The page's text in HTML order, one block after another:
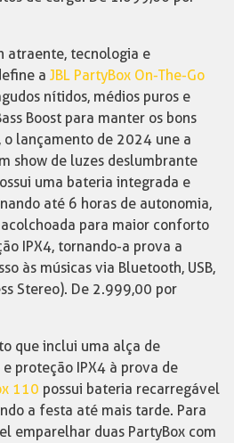
atraente, tecnologia e
a JBL PartyBox On-The-Go
nítidos, médios puros e
Boost para manter os bons
lançamento de 2024 une a
show de luzes deslumbrante
uma bateria integrada e
até 6 horas de autonomia,
para maior conforto
IPX4, tornando-a prova a
às músicas via Bluetooth, USB,
Stereo). De 2.999,00 por
que inclui uma alça de
proteção IPX4 à prova de
110 possui bateria recarregável
a festa até mais tarde. Para
emparelhar duas PartyBox com